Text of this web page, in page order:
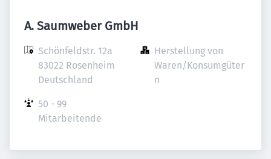
A. Saumweber GmbH
Schönfeldstr. 12a
83022 Rosenheim
Deutschland
Herstellung von
Waren/Konsumgüter
n
50 - 99
Mitarbeitende